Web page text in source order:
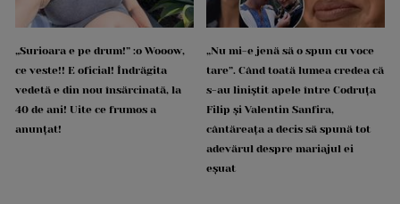
„Surioara e pe drum!” :o Wooow,
ce veste!! E oficial! Îndrăgita
vedetă e din nou însărcinată, la
40 de ani! Uite ce frumos a
anunțat!
„Nu mi-e jenă să o spun cu voce
tare”. Când toată lumea credea că
s-au liniștit apele între Codruța
Filip și Valentin Sanfira,
cântăreața a decis să spună tot
adevărul despre mariajul ei
eșuat